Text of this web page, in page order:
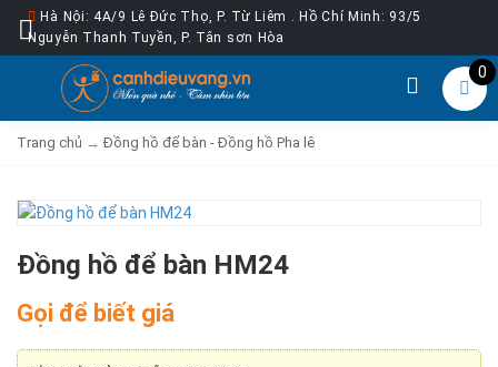
Hà Nội: 4A/9 Lê Đức Thọ, P. Từ Liêm . Hồ Chí Minh: 93/5
Nguyễn Thanh Tuyền, P. Tân sơn Hòa
0
Trang chủ → Đồng hồ để bàn - Đồng hồ Pha lê
Đồng hồ để bàn HM24
Gọi để biết giá